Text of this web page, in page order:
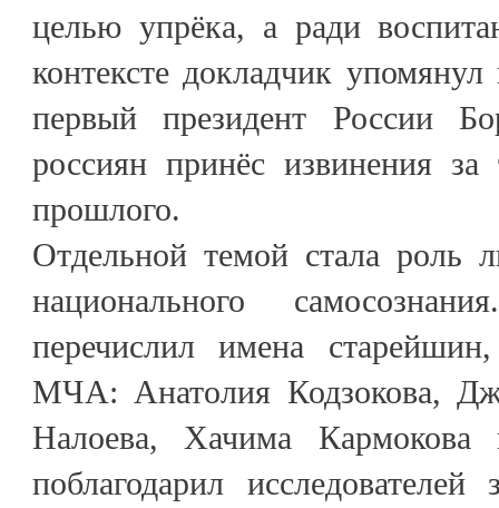
целью упрёка, а ради
контексте докладчик
первый президент России
россиян принёс извинения за
прошлого.
Отдельной темой стала роль
национального
перечислил имена
МЧА: Анатолия Кодзокова,
Налоева, Хачима
поблагодарил